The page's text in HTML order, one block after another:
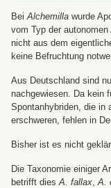
BeiAlchemilla wurde
vom Typ der
nicht aus dem
keine Befruchtung
Aus Deutschland sind
nachgewiesen. Da kein
Spontanhybriden, die in
erschweren, fehlen in
Bisher ist es nicht
Die Taxonomie einiger
betrifft diesA. fallax,A.